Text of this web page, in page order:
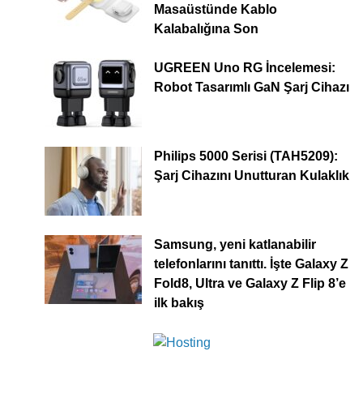
Masaüstünde Kablo
Kalabalığına Son
UGREEN Uno RG İncelemesi:
Robot Tasarımlı GaN Şarj Cihazı
Philips 5000 Serisi (TAH5209):
Şarj Cihazını Unutturan Kulaklık
Samsung, yeni katlanabilir
telefonlarını tanıttı. İşte Galaxy Z
Fold8, Ultra ve Galaxy Z Flip 8’e
ilk bakış